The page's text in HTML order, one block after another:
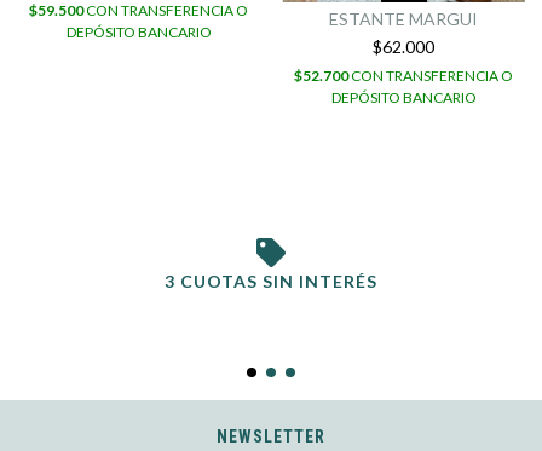
$59.500CON TRANSFERENCIA O
DEPÓSITO BANCARIO
ESTANTE MARGUI
$62.000
$52.700CON TRANSFERENCIA O
DEPÓSITO BANCARIO
3 CUOTAS SIN INTERÉS
NEWSLETTER